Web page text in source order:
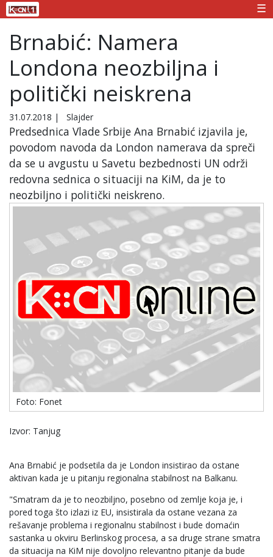
☰
Brnabić: Namera
Londona neozbiljna i
politički neiskrena
31.07.2018 | Slajder
Predsednica Vlade Srbije Ana Brnabić izjavila je,
povodom navoda da London namerava da spreči
da se u avgustu u Savetu bezbednosti UN održi
redovna sednica o situaciji na KiM, da je to
neozbiljno i politički neiskreno.
Foto: Fonet
Izvor: Tanjug
Ana Brnabić je podsetila da je London insistirao da ostane
aktivan kada je u pitanju regionalna stabilnost na Balkanu.
"Smatram da je to neozbiljno, posebno od zemlje koja je, i
pored toga što izlazi iz EU, insistirala da ostane vezana za
rešavanje problema i regionalnu stabilnost i bude domaćin
sastanka u okviru Berlinskog procesa, a sa druge strane smatra
da situacija na KiM nije dovoljno relevantno pitanje da bude